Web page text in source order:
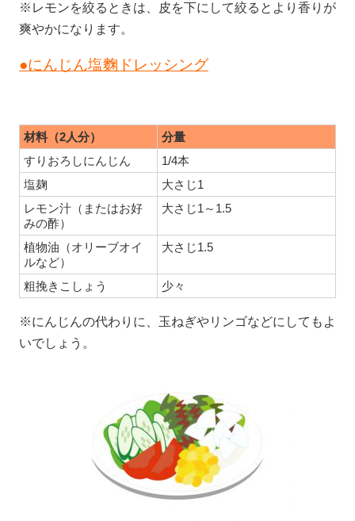
※レモンを絞るときは、皮を下にして絞るとより香りが
爽やかになります。
●にんじん塩麴ドレッシング
材料（2人分）
分量
すりおろしにんじん
1/4本
塩麹
大さじ1
レモン汁（またはお好
みの酢）
大さじ1～1.5
植物油（オリーブオイ
ルなど）
大さじ1.5
粗挽きこしょう 少々
※にんじんの代わりに、玉ねぎやリンゴなどにしてもよ
いでしょう。